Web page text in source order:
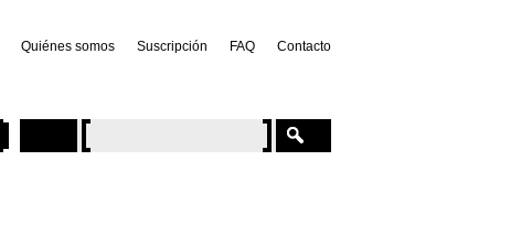
Quiénes somos Suscripción FAQ Contacto